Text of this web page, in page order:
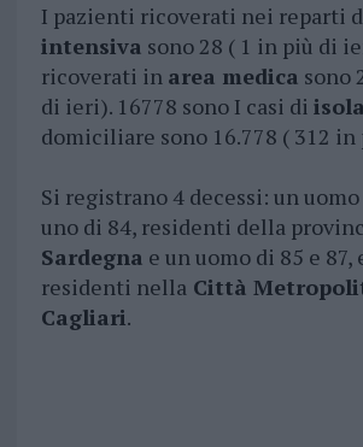
I pazienti ricoverati nei reparti
intensiva sono 28 ( 1 in più di
ricoverati in area medica sono
di ieri). 16778 sono I casi di
domiciliare sono 16.778 ( 312
Si registrano 4 decessi: un
uno di 84, residenti della
Sardegna e un uomo di 85 e
residenti nellaCittà
Cagliari.